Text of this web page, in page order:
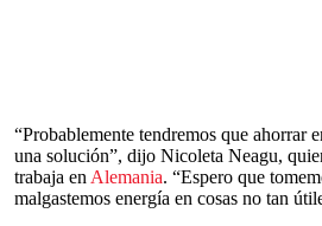
“Probablemente tendremos que ahorrar
una solución”, dijo Nicoleta Neagu,
trabaja en Alemania. “Espero que
malgastemos energía en cosas no tan